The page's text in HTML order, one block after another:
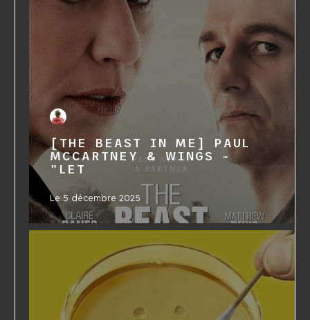
[THE BEAST IN ME] PAUL
MCCARTNEY & WINGS -
"LET
Le 5 décembre 2025